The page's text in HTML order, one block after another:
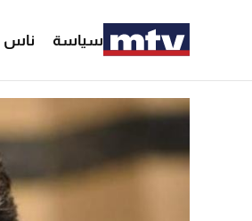
سياسة ناس